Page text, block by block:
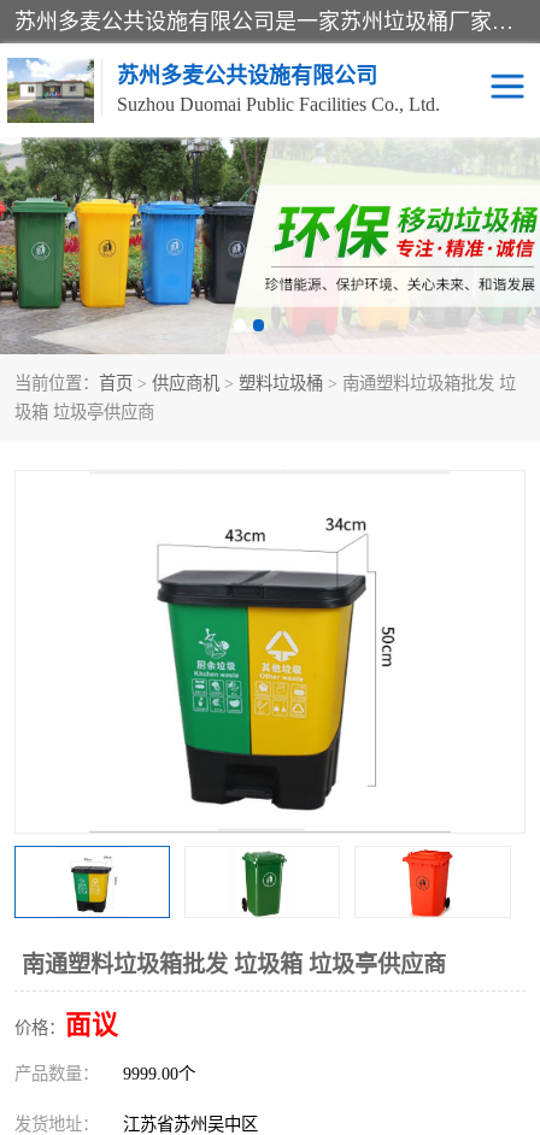
苏州多麦公共设施有限公司是一家苏州垃圾桶厂家，主营：塑料垃圾桶、分类果皮箱、户外园林椅、保安岗亭等产品厂家。全国统一热线电话：17105580222。公司组建完善的团队。设计人员，能根据客户要求，提供适合的设计方案，来满足客户的需求。
苏州多麦公共设施有限公司
Suzhou Duomai Public Facilities Co., Ltd.
当前位置： 首页 > 供应商机 > 塑料垃圾桶 > 南通塑料垃圾箱批发 垃
圾箱 垃圾亭供应商
南通塑料垃圾箱批发 垃圾箱 垃圾亭供应商
价格： 面议
产品数量： 9999.00个
发货地址： 江苏省苏州吴中区
办公室脚踩垃圾桶 保安岗亭
分类果皮箱 公园椅
垃圾分类房 塑料垃圾桶
防疫岗亭 吸烟岗亭